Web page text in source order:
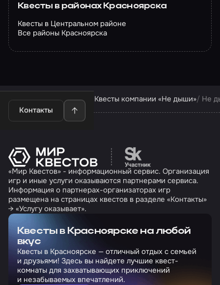
Квесты в районах Красноярска
Квесты в Центральном районе
Все районы Красноярска
Контакты
Квесты в Красноярске Квесты компании «Не дыши» Не
Перейти на сайт
«Мир Квестов» - информационный сервис. Организация
игр и иные услуги оказываются партнерами сервиса.
Информация о партнерах-организаторах игр
размещена на страницах квестов в разделе «Контакты»
→ «Услугу оказывает».
Квесты в Красноярске на любой
вкус
Квесты в Красноярске — отличный отдых с семьей
и друзьями! Здесь вы найдете лучшие квест-
комнаты для захватывающих приключений
и незабываемых впечатлений.